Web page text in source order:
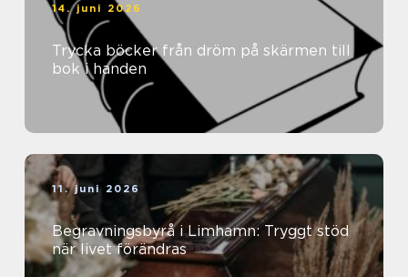
14. juni 2026
Trycka böcker från dröm på skärmen till
bok i handen
11. juni 2026
Begravningsbyrå i Limhamn: Tryggt stöd
när livet förändras